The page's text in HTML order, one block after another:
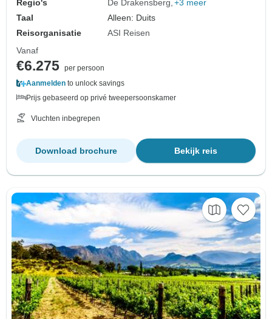
Regio's
De Drakensberg +3 meer
Taal
Alleen: Duits
Reisorganisatie
ASI Reisen
Vanaf
€6.275 per persoon
Aanmelden to unlock savings
Prijs gebaseerd op privé tweepersoonskamer
Vluchten inbegrepen
Bekijk reis
Download brochure